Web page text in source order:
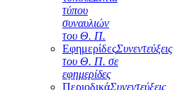
τύπου
συναυλιών
του Θ. Π.
ΕφημερίδεςΣυνεντεύξεις
του Θ. Π. σε
εφημερίδες
ΠεριοδικάΣυνεντεύξεις